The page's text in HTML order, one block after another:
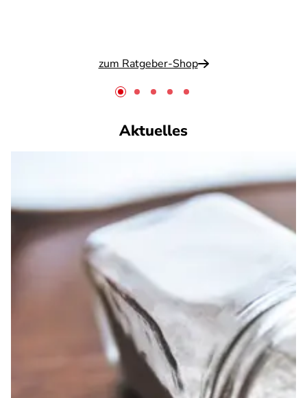
zum Ratgeber-Shop
Aktuelles